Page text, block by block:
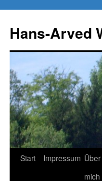
springen
Hans-Arved
Start Impressum Über
mich